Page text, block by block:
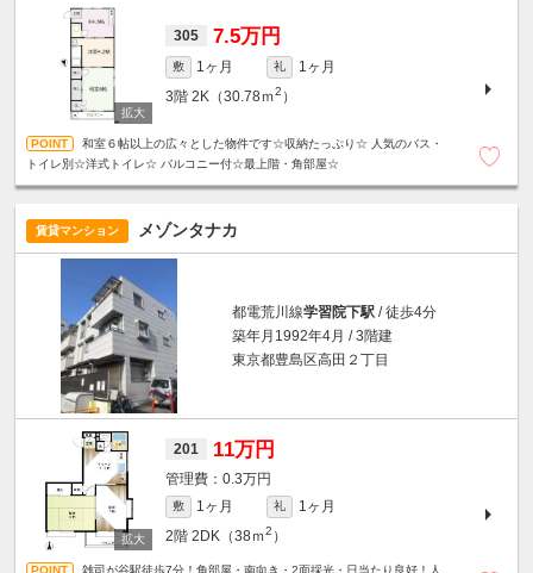
305 7.5万円
敷 1ヶ月 礼
1ヶ月
3階 2K（30.78ｍ2 ）
和室６帖以上の広々とした物件です☆収納たっぷり☆ 人気のバス・
トイレ別☆洋式トイレ☆ バルコニー付☆最上階・角部屋☆
賃貸マンション メゾンタナカ
都電荒川線学習院下駅 / 徒歩4分
築年月1992年4月 / 3階建
東京都豊島区高田２丁目
201 11万円
0.3万円
敷 1ヶ月 礼
1ヶ月
2階 2DK（38ｍ2 ）
雑司が谷駅徒歩7分！角部屋・南向き・2面採光・日当たり良好！人